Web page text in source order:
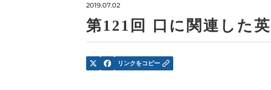
2019.07.02
第121回 口に関連した
リンクをコピー